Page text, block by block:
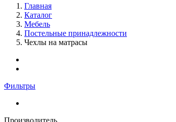
Главная
Каталог
Мебель
Постельные принадлежности
Чехлы на матрасы
Фильтры
Производитель